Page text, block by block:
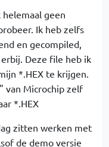
geen
Ik heb zelfs
en gecompiled,
Deze file heb ik
*.HEX te krijgen.
van Microchip zelf
*.HEX
zitten werken met
de demo versie